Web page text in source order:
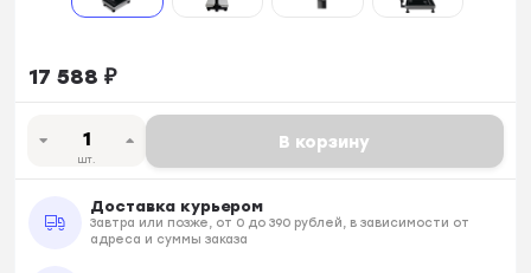
17 588 ₽
шт.
В корзину
Доставка курьером
Завтра или позже, от 0 до 390 рублей, в зависимости от
адреса и суммы заказа